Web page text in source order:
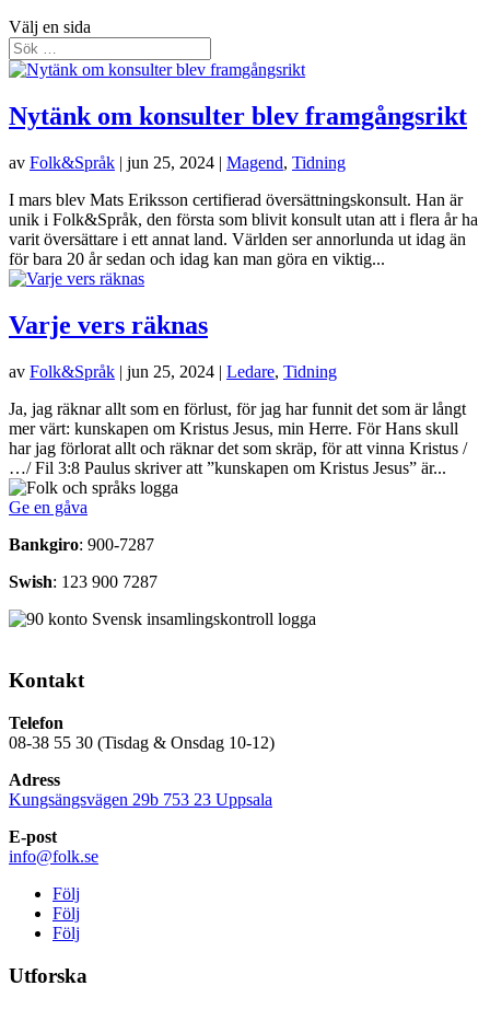
Välj en sida
Nytänk om konsulter blev framgångsrikt
av Folk&Språk | jun 25, 2024 | Magend, Tidning
I mars blev Mats Eriksson certifierad översättningskonsult. Han är
unik i Folk&Språk, den första som blivit konsult utan att i flera år ha
varit översättare i ett annat land. Världen ser annorlunda ut idag än
för bara 20 år sedan och idag kan man göra en viktig...
Varje vers räknas
av Folk&Språk | jun 25, 2024 | Ledare, Tidning
Ja, jag räknar allt som en förlust, för jag har funnit det som är långt
mer värt: kunskapen om Kristus Jesus, min Herre. För Hans skull
har jag förlorat allt och räknar det som skräp, för att vinna Kristus /
…/ Fil 3:8 Paulus skriver att ”kunskapen om Kristus Jesus” är...
Ge en gåva
Bankgiro: 900-7287
Swish: 123 900 7287
Kontakt
Telefon
08-38 55 30 (Tisdag & Onsdag 10-12)
Adress
Kungsängsvägen 29b 753 23 Uppsala
E-post
info@folk.se
Följ
Följ
Följ
Utforska